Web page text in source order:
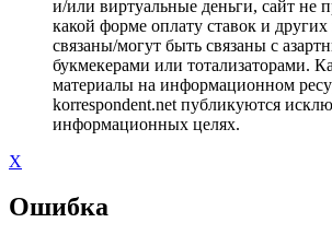
и/или виртуальные деньги, сайт не
какой форме оплату ставок и
связаны/могут быть связаны с
букмекерами или тотализаторами.
материалы на информационном
korrespondent.net публикуются
информационных целях.
X
Ошибка